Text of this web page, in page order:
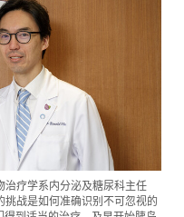
治疗学系内分泌及糖尿科主任
挑战是如何准确识别不可忽视的